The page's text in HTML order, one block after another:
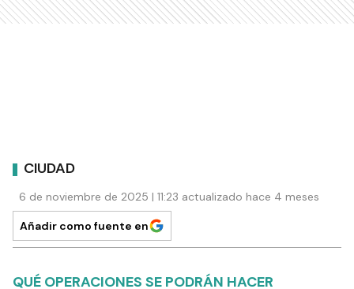
CIUDAD
6 de noviembre de 2025 | 11:23 actualizado hace 4 meses
Añadir como fuente en
QUÉ OPERACIONES SE PODRÁN HACER